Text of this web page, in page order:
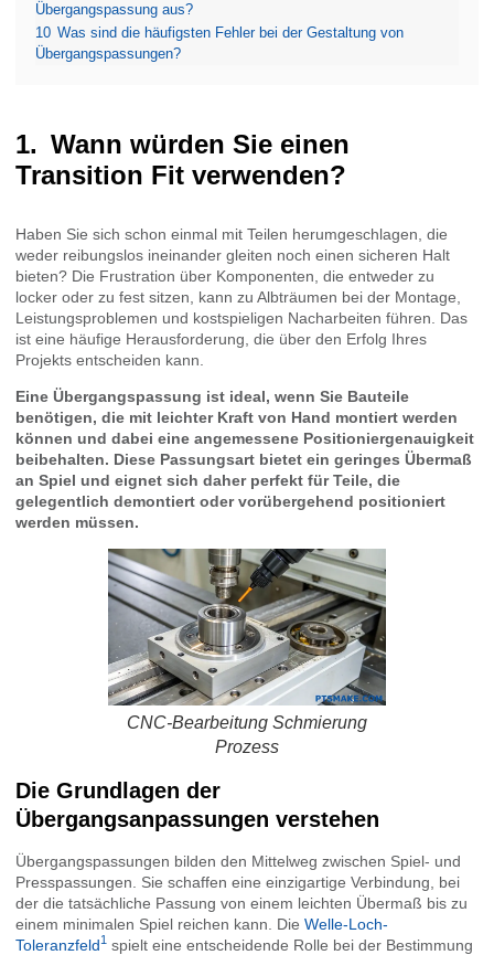
Übergangspassung aus?
10 Was sind die häufigsten Fehler bei der Gestaltung von
Übergangspassungen?
Wann würden Sie einen
Transition Fit verwenden?
Haben Sie sich schon einmal mit Teilen herumgeschlagen, die
weder reibungslos ineinander gleiten noch einen sicheren Halt
bieten? Die Frustration über Komponenten, die entweder zu
locker oder zu fest sitzen, kann zu Albträumen bei der Montage,
Leistungsproblemen und kostspieligen Nacharbeiten führen. Das
ist eine häufige Herausforderung, die über den Erfolg Ihres
Projekts entscheiden kann.
Eine Übergangspassung ist ideal, wenn Sie Bauteile
benötigen, die mit leichter Kraft von Hand montiert werden
können und dabei eine angemessene Positioniergenauigkeit
beibehalten. Diese Passungsart bietet ein geringes Übermaß
an Spiel und eignet sich daher perfekt für Teile, die
gelegentlich demontiert oder vorübergehend positioniert
werden müssen.
CNC-Bearbeitung Schmierung
Prozess
Die Grundlagen der
Übergangsanpassungen verstehen
Übergangspassungen bilden den Mittelweg zwischen Spiel- und
Presspassungen. Sie schaffen eine einzigartige Verbindung, bei
der die tatsächliche Passung von einem leichten Übermaß bis zu
einem minimalen Spiel reichen kann. Die Welle-Loch-
Toleranzfeld1 spielt eine entscheidende Rolle bei der Bestimmung